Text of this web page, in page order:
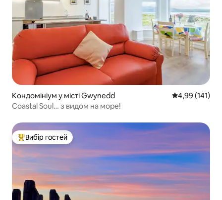
Кондомініум у місті Gwynedd Середня
4,99 (141)
Coastal Soul… з видом на море!
Топ вибір гостей
Вибір гостей